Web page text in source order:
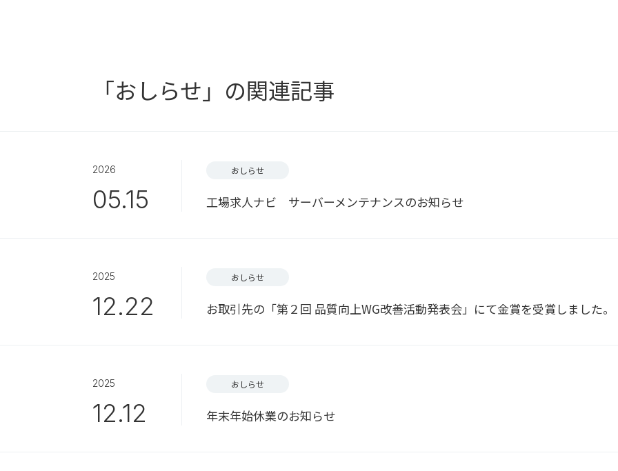
「おしらせ」の関連記事
2026
05.15
おしらせ
工場求人ナビ サーバーメンテナンスのお知らせ
2025
12.22
おしらせ
お取引先の「第２回 品質向上WG改善活動発表会」にて金賞を受賞しました。
2025
12.12
おしらせ
年末年始休業のお知らせ